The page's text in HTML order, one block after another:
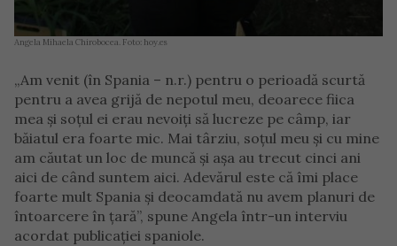
Angela Mihaela Chirobocea. Foto: hoy.es
„Am venit (în Spania – n.r.) pentru o perioadă scurtă
pentru a avea grijă de nepotul meu, deoarece fiica
mea și soțul ei erau nevoiți să lucreze pe câmp, iar
băiatul era foarte mic. Mai târziu, soțul meu și cu mine
am căutat un loc de muncă și așa au trecut cinci ani
aici de când suntem aici. Adevărul este că îmi place
foarte mult Spania și deocamdată nu avem planuri de
întoarcere în țară”, spune Angela într-un interviu
acordat publicației spaniole.